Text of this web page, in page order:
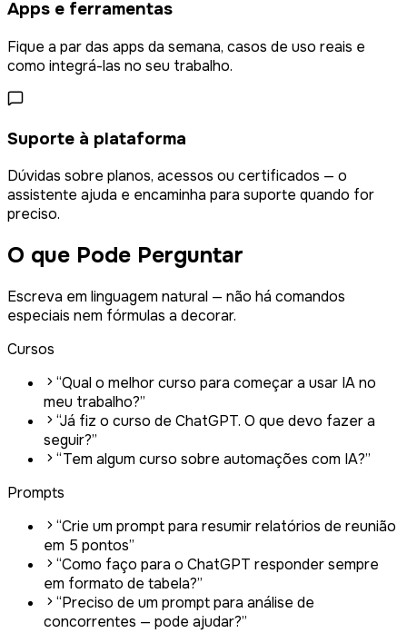
Apps e ferramentas
Fique a par das apps da semana, casos de uso reais e
como integrá-las no seu trabalho.
Suporte à plataforma
Dúvidas sobre planos, acessos ou certificados — o
assistente ajuda e encaminha para suporte quando for
preciso.
O que Pode Perguntar
Escreva em linguagem natural — não há comandos
especiais nem fórmulas a decorar.
Cursos
“Qual o melhor curso para começar a usar IA no
meu trabalho?”
“Já fiz o curso de ChatGPT. O que devo fazer a
seguir?”
“Tem algum curso sobre automações com IA?”
Prompts
“Crie um prompt para resumir relatórios de reunião
em 5 pontos”
“Como faço para o ChatGPT responder sempre
em formato de tabela?”
“Preciso de um prompt para análise de
concorrentes — pode ajudar?”